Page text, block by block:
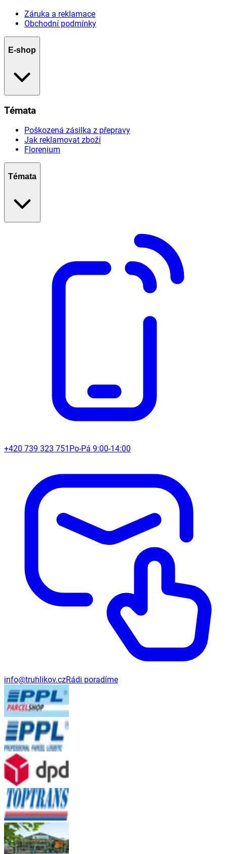
Záruka a reklamace
Obchodní podmínky
E-shop
Témata
Poškozená zásilka z přepravy
Jak reklamovat zboží
Florenium
Témata
+420 739 323 751 Po-Pá 9:00-14:00
info@truhlikov.czRádi poradíme